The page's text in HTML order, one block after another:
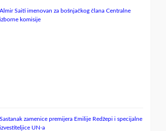
Almir Saiti imenovan za bošnjačkog člana Centralne
izborne komisije
Sastanak zamenice premijera Emilije Redžepi i specijalne
izvestiteljice UN-a